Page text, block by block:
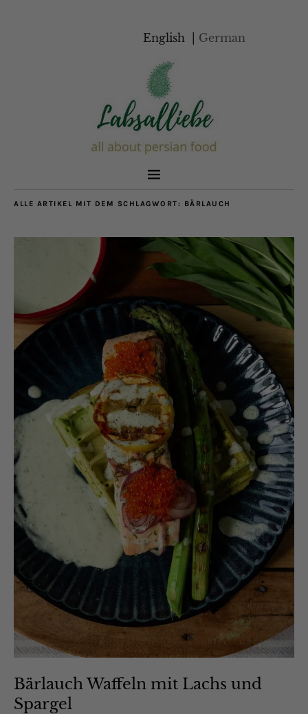
English German
ALLE ARTIKEL MIT DEM SCHLAGWORT: BÄRLAUCH
Bärlauch Waffeln mit Lachs und
Spargel